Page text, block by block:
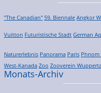
"The Canadian" 59. Biennale Angkor
Vuitton Futuristische Stadt German
Naturerlebnis Panorama Paris Phnom
West-Kanada Zoo Zooverein
Monats-Archiv